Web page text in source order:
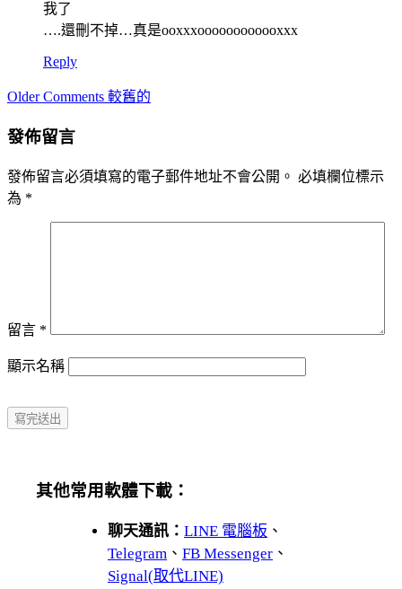
我了
….還刪不掉…真是ooxxxoooooooooooxxx
Reply
Comment
Older Comments 較舊的
發佈留言
發佈留言必須填寫的電子郵件地址不會公開。 必填欄位標示
為 *
留言 *
顯示名稱
其他常用軟體下載：
聊天通訊： LINE 電腦板 、
Telegram 、 FB Messenger 、
Signal(取代LINE)